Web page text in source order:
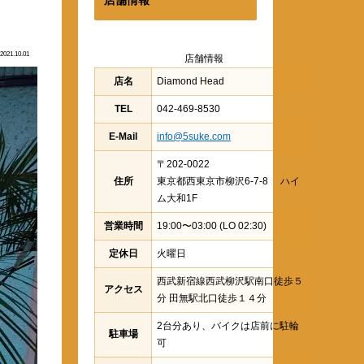
2021.10.01
店舗情報
店名
Diamond Head
TEL 042-469-8530
E-Mail info@5suke.com
住所
〒202-0022
東京都西東京市柳沢6-7-8 ハイ
ム大和1F
営業時間 19:00〜03:00 (LO 02:30)
定休日 火曜日
アクセス
西武新宿線西武柳沢駅南口徒歩５
分 田無駅北口徒歩１４分
駐車場
2台分あり、バイクは店前に駐輪
可